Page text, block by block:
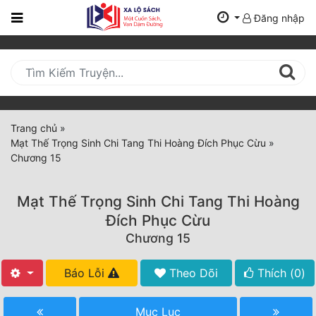
Trang
Mới
Cập
Nhật
(current)
BXH
Truyện Mới Ra
Hoàn Thành
Đăng nhập
Trang chủ »
Mạt Thế Trọng Sinh Chi Tang Thi Hoàng Đích Phục Cừu »
Chương 15
Mạt Thế Trọng Sinh Chi Tang Thi Hoàng
Đích Phục Cừu
Chương 15
Báo Lỗi Theo Dõi Thích (0)
Mục Lục